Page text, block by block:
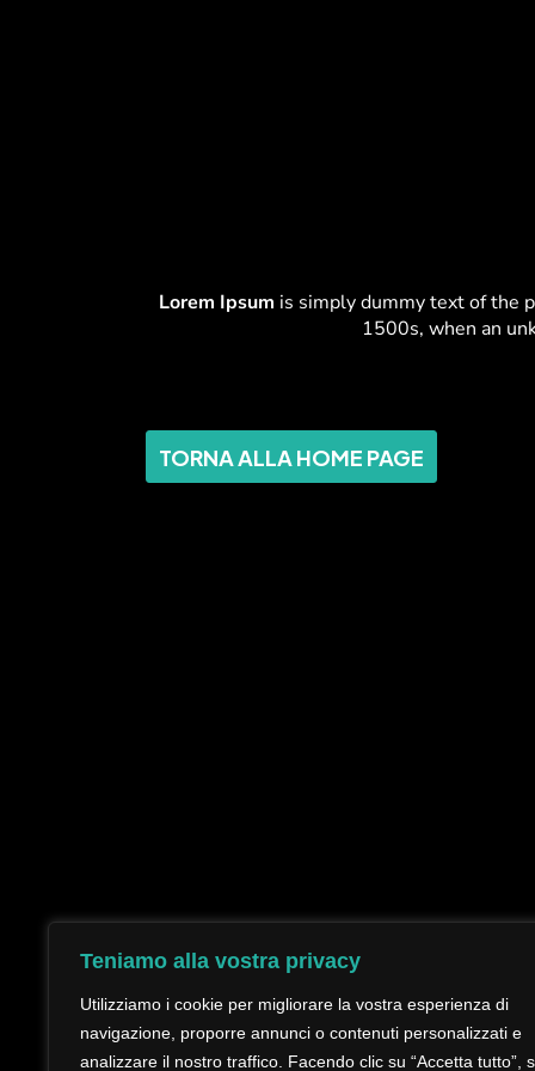
Teniamo alla vostra privacy
Utilizziamo i cookie per migliorare la vostra esperienza di
navigazione, proporre annunci o contenuti personalizzati e
analizzare il nostro traffico. Facendo clic su “Accetta tutto”,
Lorem Ipsum is simply dummy text of the
1500s, when an
TORNA ALLA HOME PAGE